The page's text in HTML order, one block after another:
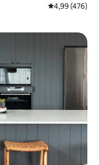
Prosječna
4,99 (476)